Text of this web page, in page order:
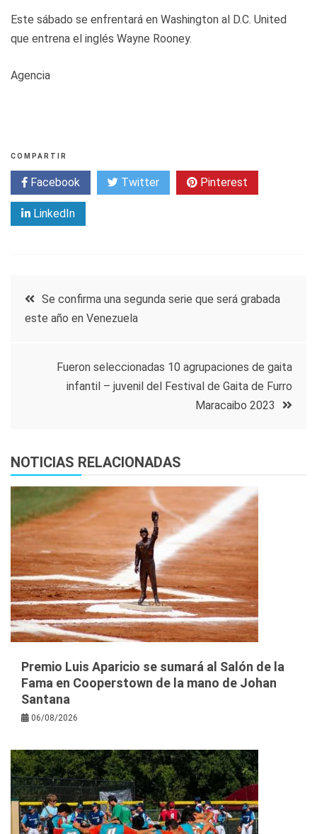
Este sábado se enfrentará en Washington al D.C. United
que entrena el inglés Wayne Rooney.
Agencia
COMPARTIR
Facebook Twitter Pinterest
LinkedIn
Navegación
entradas
Se confirma una segunda serie que será grabada
este año en Venezuela
Fueron seleccionadas 10 agrupaciones de gaita
infantil – juvenil del Festival de Gaita de Furro
Maracaibo 2023
NOTICIAS RELACIONADAS
Premio Luis Aparicio se sumará al Salón de la
Fama en Cooperstown de la mano de Johan
Santana
06/08/2026